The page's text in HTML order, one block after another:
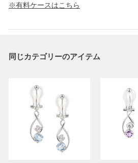
※有料ケースはこちら
同じカテゴリーのアイテム